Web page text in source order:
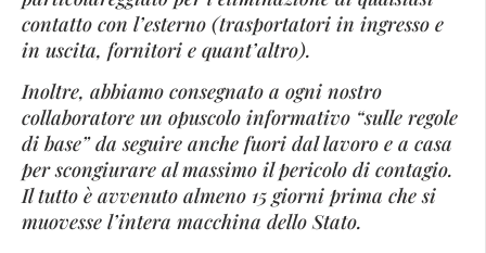
contatto con l’esterno (trasportatori in ingresso e
in uscita, fornitori e quant’altro).
Inoltre, abbiamo consegnato a ogni nostro
collaboratore un opuscolo informativo “sulle regole
di base” da seguire anche fuori dal lavoro e a casa
per scongiurare al massimo il pericolo di contagio.
Il tutto è avvenuto almeno 15 giorni prima che si
muovesse l’intera macchina dello Stato.